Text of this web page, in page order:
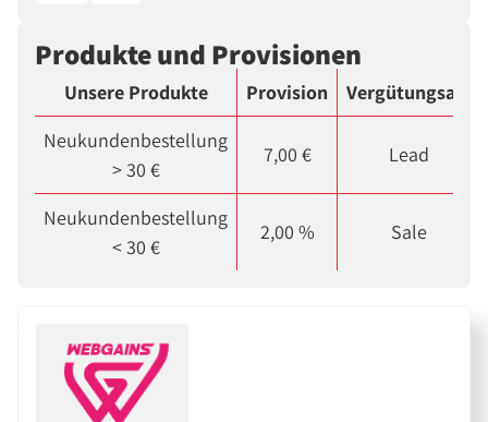
Produkte und Provisionen
Unsere Produkte Provision
Vergütungsart
Neukundenbestellung
> 30 €
7,00 € Lead
Neukundenbestellung
< 30 €
2,00 % Sale